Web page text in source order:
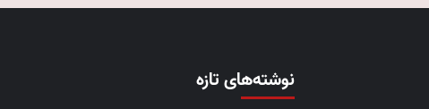
نوشته‌های تازه